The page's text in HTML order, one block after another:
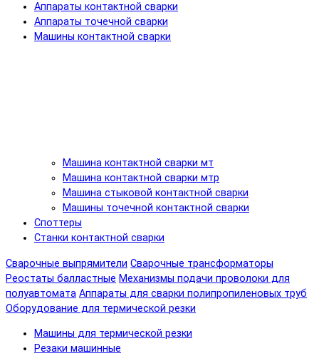
Аппараты контактной сварки
Аппараты точечной сварки
Машины контактной сварки
Машина контактной сварки мт
Машина контактной сварки мтр
Машина стыковой контактной сварки
Машины точечной контактной сварки
Споттеры
Станки контактной сварки
Сварочные выпрямители Сварочные трансформаторы
Реостаты балластные Механизмы подачи проволоки для
полуавтомата Аппараты для сварки полипропиленовых труб
Оборудование для термической резки
Машины для термической резки
Резаки машинные